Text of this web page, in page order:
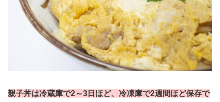
親子丼は冷蔵庫で2～3日ほど、 冷凍庫で2週間ほど保存で